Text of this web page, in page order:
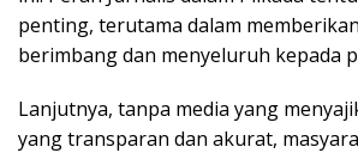
penting, terutama dalam
berimbang dan menyeluruh kepada
Lanjutnya, tanpa media yang
yang transparan dan akurat,